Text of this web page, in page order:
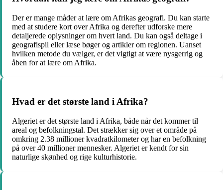
Der er mange måder at lære om Afrikas geografi. Du kan starte
med at studere kort over Afrika og derefter udforske mere
detaljerede oplysninger om hvert land. Du kan også deltage i
geografispil eller læse bøger og artikler om regionen. Uanset
hvilken metode du vælger, er det vigtigt at være nysgerrig og
åben for at lære om Afrika.
Hvad er det største land i Afrika?
Algeriet er det største land i Afrika, både når det kommer til
areal og befolkningstal. Det strækker sig over et område på
omkring 2.38 millioner kvadratkilometer og har en befolkning
på over 40 millioner mennesker. Algeriet er kendt for sin
naturlige skønhed og rige kulturhistorie.